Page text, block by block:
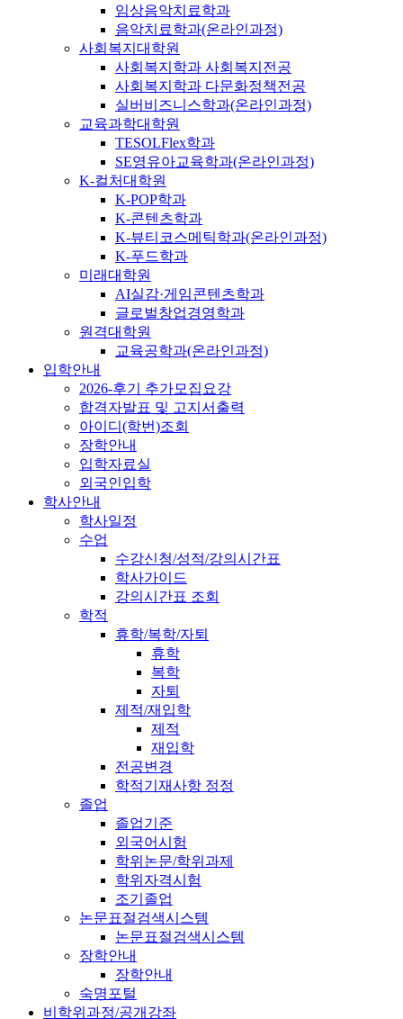
임상음악치료학과
음악치료학과(온라인과정)
사회복지대학원
사회복지학과 사회복지전공
사회복지학과 다문화정책전공
실버비즈니스학과(온라인과정)
교육과학대학원
TESOLFlex학과
SE영유아교육학과(온라인과정)
K-컬처대학원
K-POP학과
K-콘텐츠학과
K-뷰티코스메틱학과(온라인과정)
K-푸드학과
미래대학원
AI실감·게임콘텐츠학과
글로벌창업경영학과
원격대학원
교육공학과(온라인과정)
입학안내
2026-후기 추가모집요강
합격자발표 및 고지서출력
아이디(학번)조회
장학안내
입학자료실
외국인입학
학사안내
학사일정
수업
수강신청/성적/강의시간표
학사가이드
강의시간표 조회
학적
휴학/복학/자퇴
휴학
복학
자퇴
제적/재입학
제적
재입학
전공변경
학적기재사항 정정
졸업
졸업기준
외국어시험
학위논문/학위과제
학위자격시험
조기졸업
논문표절검색시스템
논문표절검색시스템
장학안내
장학안내
숙명포털
비학위과정/공개강좌